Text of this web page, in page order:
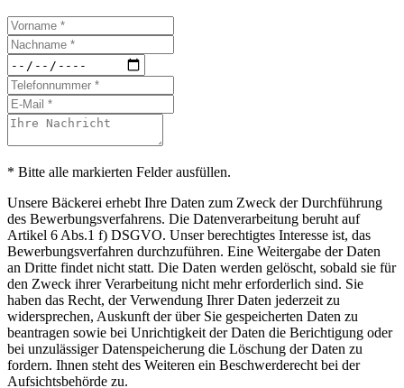
* Bitte alle markierten Felder ausfüllen.
Unsere Bäckerei erhebt Ihre Daten zum Zweck der Durchführung
des Bewerbungsverfahrens. Die Datenverarbeitung beruht auf
Artikel 6 Abs.1 f) DSGVO. Unser berechtigtes Interesse ist, das
Bewerbungsverfahren durchzuführen. Eine Weitergabe der Daten
an Dritte findet nicht statt. Die Daten werden gelöscht, sobald sie für
den Zweck ihrer Verarbeitung nicht mehr erforderlich sind. Sie
haben das Recht, der Verwendung Ihrer Daten jederzeit zu
widersprechen, Auskunft der über Sie gespeicherten Daten zu
beantragen sowie bei Unrichtigkeit der Daten die Berichtigung oder
bei unzulässiger Datenspeicherung die Löschung der Daten zu
fordern. Ihnen steht des Weiteren ein Beschwerderecht bei der
Aufsichtsbehörde zu.